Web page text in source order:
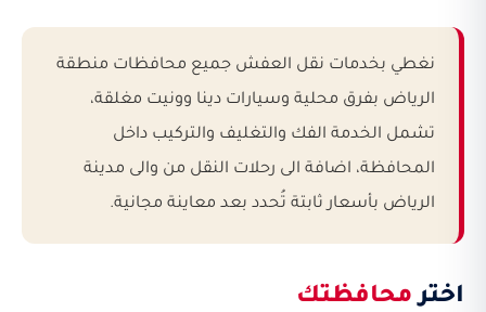
نغطي بخدمات نقل العفش جميع محافظات منطقة
الرياض بفرق محلية وسيارات دينا وونيت مغلقة،
تشمل الخدمة الفك والتغليف والتركيب داخل
المحافظة، اضافة الى رحلات النقل من والى مدينة
الرياض بأسعار ثابتة تُحدد بعد معاينة مجانية.
اختر محافظتك